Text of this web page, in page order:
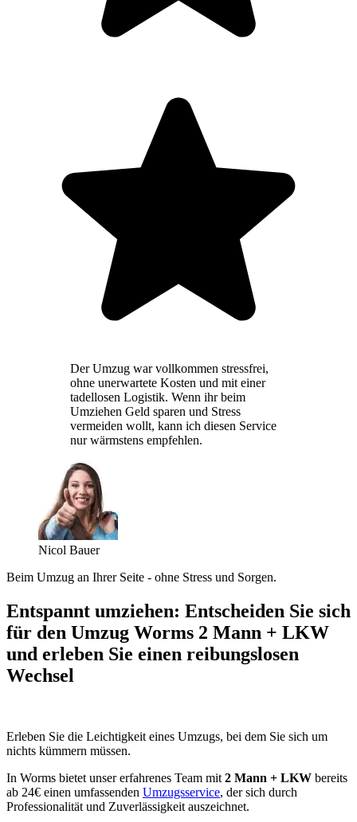
Der Umzug war vollkommen stressfrei,
ohne unerwartete Kosten und mit einer
tadellosen Logistik. Wenn ihr beim
Umziehen Geld sparen und Stress
vermeiden wollt, kann ich diesen Service
nur wärmstens empfehlen.
Nicol Bauer
Beim Umzug an Ihrer Seite - ohne Stress und Sorgen.
Entspannt umziehen: Entscheiden Sie sich
für den Umzug Worms 2 Mann + LKW
und erleben Sie einen reibungslosen
Wechsel
Erleben Sie die Leichtigkeit eines Umzugs, bei dem Sie sich um
nichts kümmern müssen.
In Worms bietet unser erfahrenes Team mit 2 Mann + LKW bereits
ab 24€ einen umfassenden Umzugsservice, der sich durch
Professionalität und Zuverlässigkeit auszeichnet.